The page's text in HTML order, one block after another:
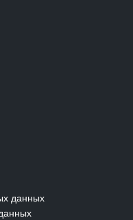
данных